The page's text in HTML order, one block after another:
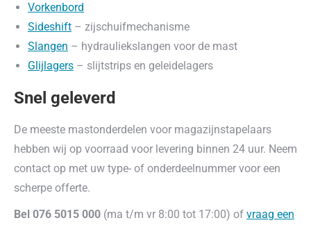
Vorkenbord
Sideshift – zijschuifmechanisme
Slangen – hydrauliekslangen voor de mast
Glijlagers – slijtstrips en geleidelagers
Snel geleverd
De meeste mastonderdelen voor magazijnstapelaars
hebben wij op voorraad voor levering binnen 24 uur. Neem
contact op met uw type- of onderdeelnummer voor een
scherpe offerte.
Bel 076 5015 000 (ma t/m vr 8:00 tot 17:00) of vraag een